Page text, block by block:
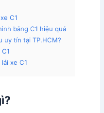
C1
bằng C1 hiệu quả
uy tín tại TP.HCM?
xe C1